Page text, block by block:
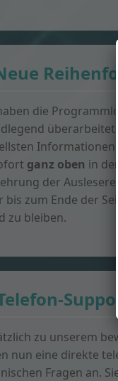
die
Informationen
ganz oben in
der
bis zum Ende der
zu bleiben.
zu unserem
nun eine direkte
Fragen an.